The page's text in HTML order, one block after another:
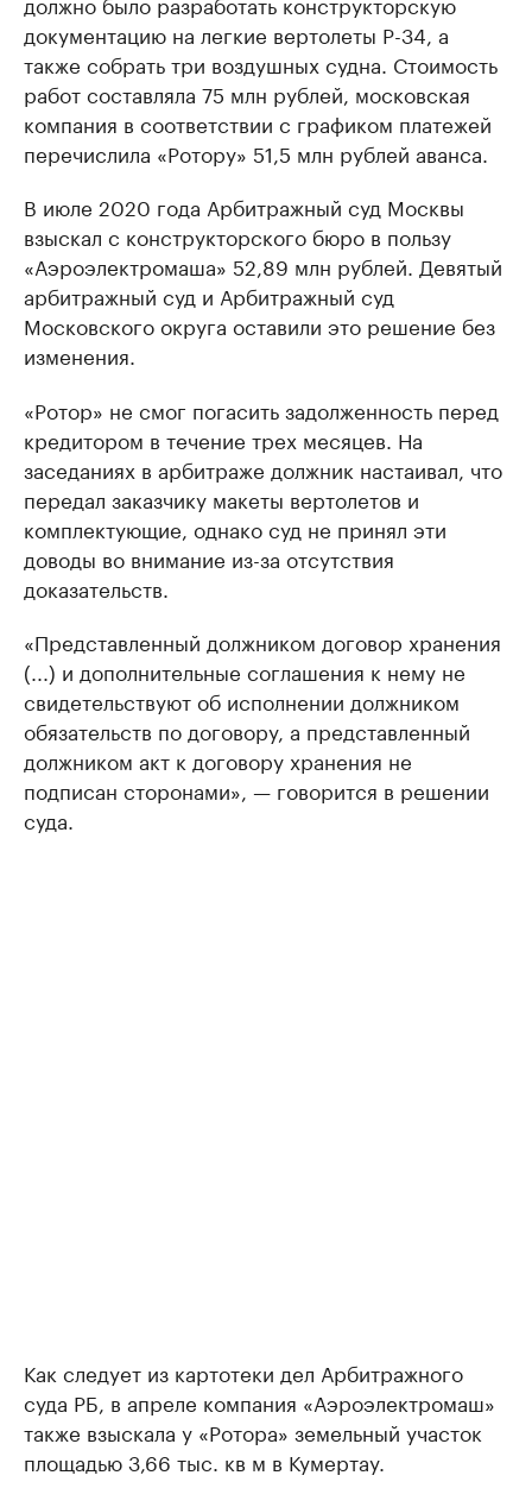
документацию на легкие вертолеты Р-34, а
также собрать три воздушных судна. Стоимость
работ составляла 75 млн рублей, московская
компания в соответствии с графиком платежей
перечислила «Ротору» 51,5 млн рублей аванса.
В июле 2020 года Арбитражный суд Москвы
взыскал с конструкторского бюро в пользу
«Аэроэлектромаша» 52,89 млн рублей. Девятый
арбитражный суд и Арбитражный суд
Московского округа оставили это решение без
изменения.
«Ротор» не смог погасить задолженность перед
кредитором в течение трех месяцев. На
заседаниях в арбитраже должник настаивал, что
передал заказчику макеты вертолетов и
комплектующие, однако суд не принял эти
доводы во внимание из-за отсутствия
доказательств.
«Представленный должником договор хранения
(...) и дополнительные соглашения к нему не
свидетельствуют об исполнении должником
обязательств по договору, а представленный
должником акт к договору хранения не
подписан сторонами», — говорится в решении
суда.
Как следует из картотеки дел Арбитражного
суда РБ, в апреле компания «Аэроэлектромаш»
также взыскала у «Ротора» земельный участок
площадью 3,66 тыс. кв м в Кумертау.